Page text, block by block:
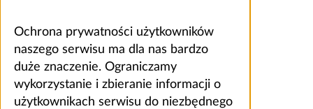
Ochrona prywatności użytkowników
naszego serwisu ma dla nas bardzo
duże znaczenie. Ograniczamy
wykorzystanie i zbieranie informacji o
użytkownikach serwisu do niezbędnego